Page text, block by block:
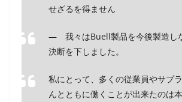
せざるを得ません
― 我々はBuell製品を今後製造し
決断を下しました。
私にとって、多くの従業員やサプ
んとともに働くことが出来たのは